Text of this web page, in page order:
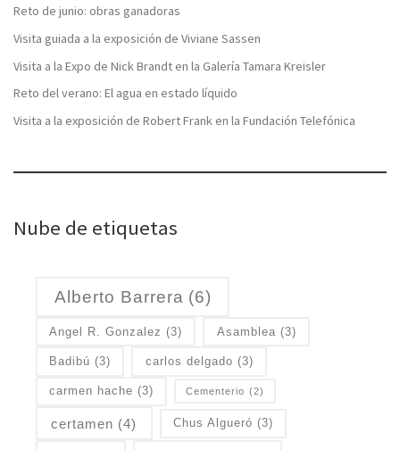
Reto de junio: obras ganadoras
Visita guiada a la exposición de Viviane Sassen
Visita a la Expo de Nick Brandt en la Galería Tamara Kreisler
Reto del verano: El agua en estado líquido
Visita a la exposición de Robert Frank en la Fundación Telefónica
Nube de etiquetas
Alberto Barrera (6)
Angel R. Gonzalez (3) Asamblea (3)
Badibú (3) carlos delgado (3)
carmen hache (3) Cementerio (2)
certamen (4) Chus Algueró (3)